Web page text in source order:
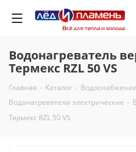
Водонагреватель
Термекс RZL 50 VS
Главная - Каталог - Водоснабжение
Водонагреватели электрические -
Термекс RZL 50 VS